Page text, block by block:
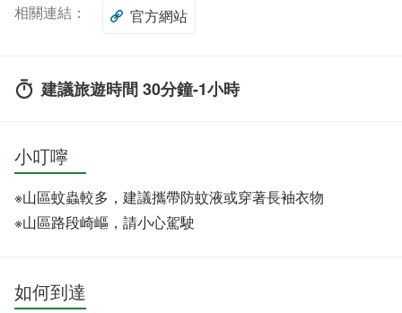
相關連結：
官方網站
建議旅遊時間 30分鐘-1小時
小叮嚀
※山區蚊蟲較多，建議攜帶防蚊液或穿著長袖衣物
※山區路段崎嶇，請小心駕駛
如何到達